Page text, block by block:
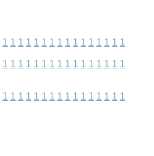
1 1 1 1 1 1 1 1 1 1 1 1 1 1 1 1
1 1 1 1 1 1 1 1 1 1 1 1 1 1 1 1
1 1 1 1 1 1 1 1 1 1 1 1 1 1 1 1